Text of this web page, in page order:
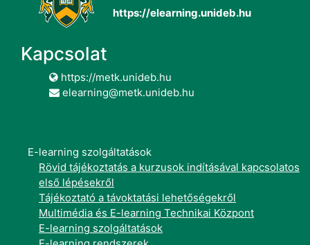
https://elearning.unideb.hu
Kapcsolat
https://metk.unideb.hu
elearning@metk.unideb.hu
E-learning szolgáltatások
Rövid tájékoztatás a kurzusok indításával kapcsolatos
első lépésekről
Tájékoztató a távoktatási lehetőségekről
Multimédia és E-learning Technikai Központ
E-learning szolgáltatások